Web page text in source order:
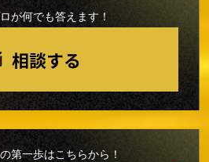
が何でも答えます！
第一歩はこちらから！